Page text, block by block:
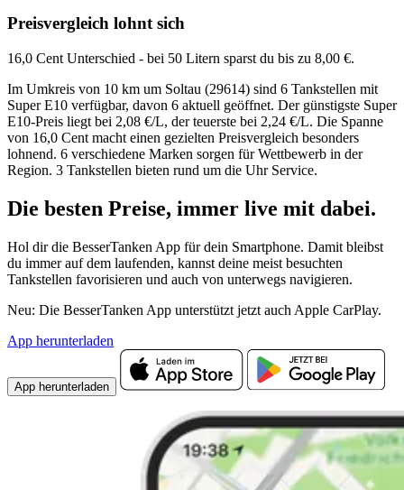
Preisvergleich lohnt sich
16,0 Cent Unterschied - bei 50 Litern sparst du bis zu 8,00 €.
Im Umkreis von 10 km um Soltau (29614) sind 6 Tankstellen mit
Super E10 verfügbar, davon 6 aktuell geöffnet. Der günstigste Super
E10-Preis liegt bei 2,08 €/L, der teuerste bei 2,24 €/L. Die Spanne
von 16,0 Cent macht einen gezielten Preisvergleich besonders
lohnend. 6 verschiedene Marken sorgen für Wettbewerb in der
Region. 3 Tankstellen bieten rund um die Uhr Service.
Die besten Preise, immer live mit dabei.
Hol dir die BesserTanken App für dein Smartphone. Damit bleibst
du immer auf dem laufenden, kannst deine meist besuchten
Tankstellen favorisieren und auch von unterwegs navigieren.
Neu: Die BesserTanken App unterstützt jetzt auch Apple CarPlay.
App herunterladen
App herunterladen